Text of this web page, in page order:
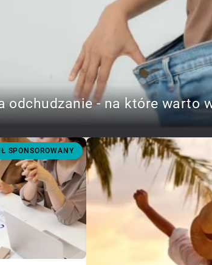
odchudzanie - na które warto
SPONSOROWANY